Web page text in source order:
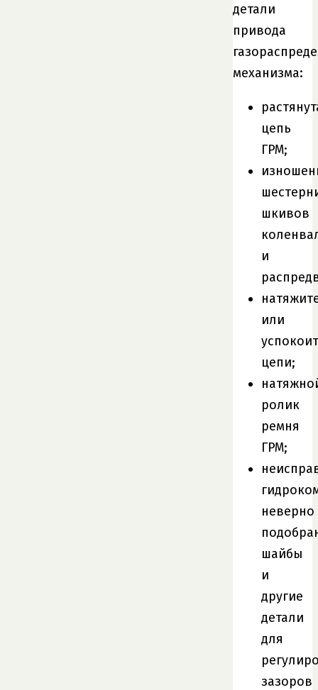
детали
привода
механизма:
цепь
ГРМ;
шкивов
и
или
цепи;
ролик
ремня
ГРМ;
неверно
шайбы
и
другие
детали
для
зазоров